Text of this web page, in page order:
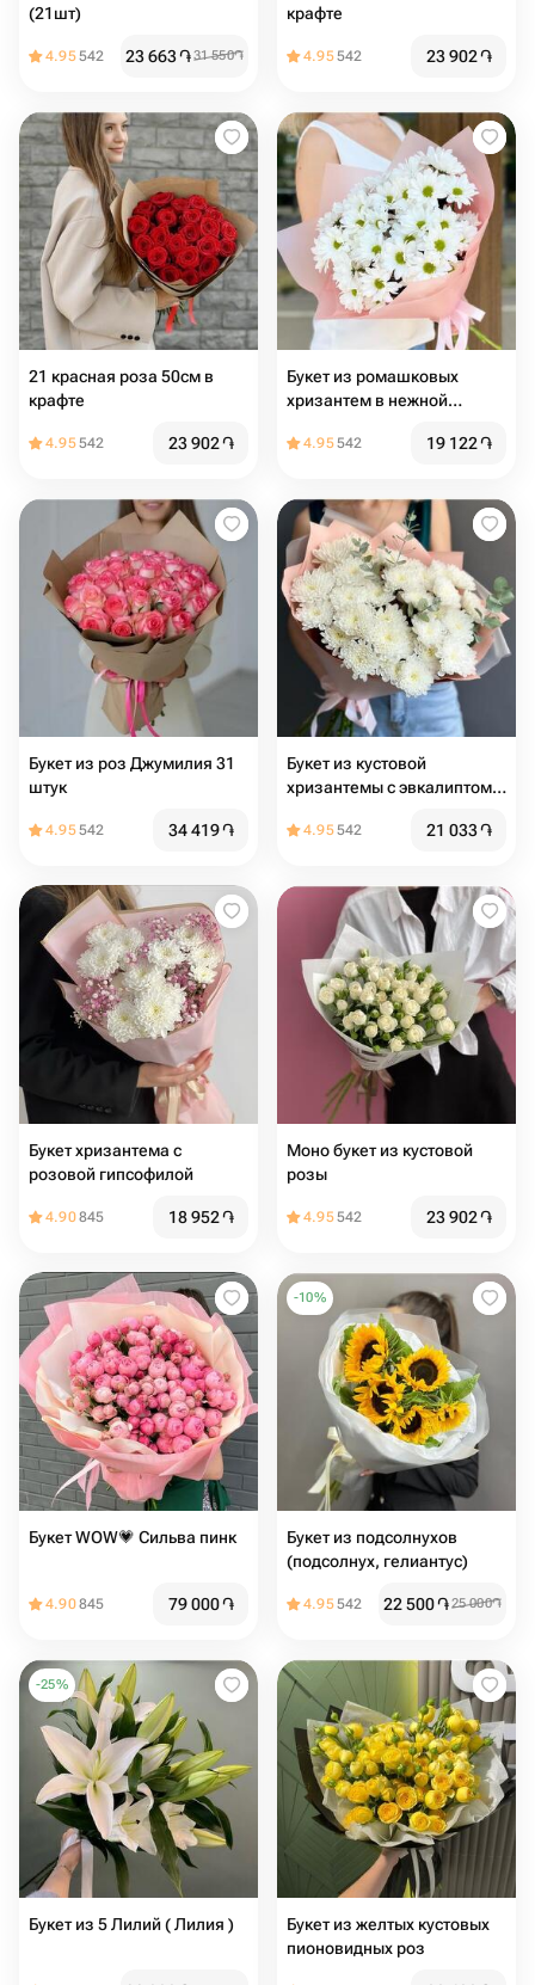
(21шт)
4.95542 23 663֏31 550֏
крафте
4.95542 23 902֏
21 красная роза 50см в
крафте
4.95542 23 902֏
Букет из ромашковых
хризантем в нежной
4.95542 19 122֏
Букет из роз Джумилия 31
штук
4.95542 34 419֏
Букет из кустовой
хризантемы с эвкалиптом
4.95542 21 033֏
Букет хризантема с
розовой гипсофилой
4.90845 18 952֏
Моно букет из кустовой
розы
4.95542 23 902֏
Букет WOW💗 Сильва пинк
4.90845 79 000֏
-10%
Букет из подсолнухов
(подсолнух, гелиантус)
4.95542 22 500֏25 000֏
-25%
Букет из 5 Лилий ( Лилия )
Букет из желтых кустовых
пионовидных роз